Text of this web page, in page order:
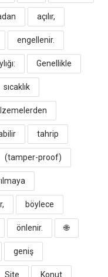
açılır,
engellenir.
Genellikle
sıcaklık
tahrip
(tamper-proof)
böylece
önlenir. ​🌐
geniş
​Site Konut